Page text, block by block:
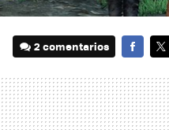
2 comentarios